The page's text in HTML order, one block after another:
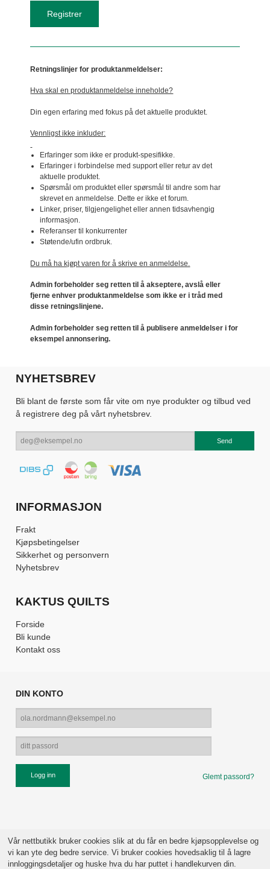
Retningslinjer for produktanmeldelser:
Hva skal en produktanmeldelse inneholde?
Din egen erfaring med fokus på det aktuelle produktet.
Vennligst ikke inkluder:
Erfaringer som ikke er produkt-spesifikke.
Erfaringer i forbindelse med support eller retur av det
aktuelle produktet.
Spørsmål om produktet eller spørsmål til andre som har
skrevet en anmeldelse. Dette er ikke et forum.
Linker, priser, tilgjengelighet eller annen tidsavhengig
informasjon.
Referanser til konkurrenter
Støtende/ufin ordbruk.
Du må ha kjøpt varen for å skrive en anmeldelse.
Admin forbeholder seg retten til å akseptere, avslå eller
fjerne enhver produktanmeldelse som ikke er i tråd med
disse retningslinjene.
Admin forbeholder seg retten til å publisere anmeldelser i for
eksempel annonsering.
NYHETSBREV
Bli blant de første som får vite om nye produkter og tilbud ved
å registrere deg på vårt nyhetsbrev.
INFORMASJON
Frakt
Kjøpsbetingelser
Sikkerhet og personvern
Nyhetsbrev
KAKTUS QUILTS
Forside
Bli kunde
Kontakt oss
DIN KONTO
Glemt passord?
Vår nettbutikk bruker cookies slik at du får en bedre kjøpsopplevelse og
vi kan yte deg bedre service. Vi bruker cookies hovedsaklig til å lagre
innloggingsdetaljer og huske hva du har puttet i handlekurven din.